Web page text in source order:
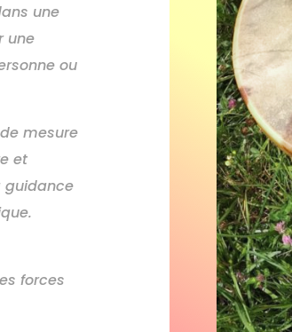
une
une
ou
mesure
et
guidance
forces